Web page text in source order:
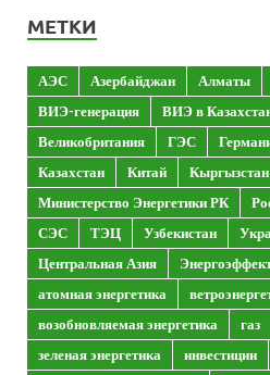
МЕТКИ
АЭС Азербайджан Алматы
ВИЭ-генерация
ВИЭ в
Великобритания
ГЭС
Казахстан
Китай
Кыргызстан
Министерство Энергетики РК
СЭС
ТЭЦ Узбекистан
Центральная Азия
атомная энергетика
возобновляемая энергетика
газ
зеленая энергетика
инвестиции